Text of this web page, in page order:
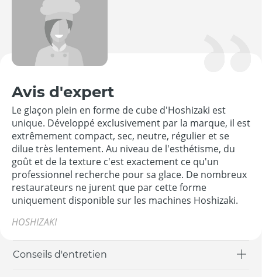
Conseils d'entretien
Avis d'expert
Le glaçon plein en forme de cube d'Hoshizaki est
unique. Développé exclusivement par la marque, il est
extrêmement compact, sec, neutre, régulier et se
dilue très lentement. Au niveau de l'esthétisme, du
goût et de la texture c'est exactement ce qu'un
professionnel recherche pour sa glace. De nombreux
restaurateurs ne jurent que par cette forme
uniquement disponible sur les machines Hoshizaki.
HOSHIZAKI